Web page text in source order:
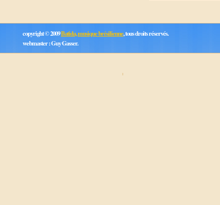
copyright © 2009Batida, musique brésilienne, tous droits réservés.
webmaster : Guy Gasser.